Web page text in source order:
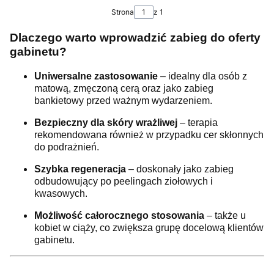
Strona z 1
Dlaczego warto wprowadzić zabieg do oferty
gabinetu?
Uniwersalne zastosowanie – idealny dla osób z
matową, zmęczoną cerą oraz jako zabieg
bankietowy przed ważnym wydarzeniem.
Bezpieczny dla skóry wrażliwej – terapia
rekomendowana również w przypadku cer skłonnych
do podrażnień.
Szybka regeneracja – doskonały jako zabieg
odbudowujący po peelingach ziołowych i
kwasowych.
Możliwość całorocznego stosowania – także u
kobiet w ciąży, co zwiększa grupę docelową klientów
gabinetu.